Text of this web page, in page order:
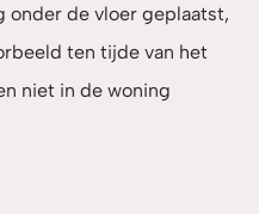
onder de vloer geplaatst,
ten tijde van het
niet in de woning